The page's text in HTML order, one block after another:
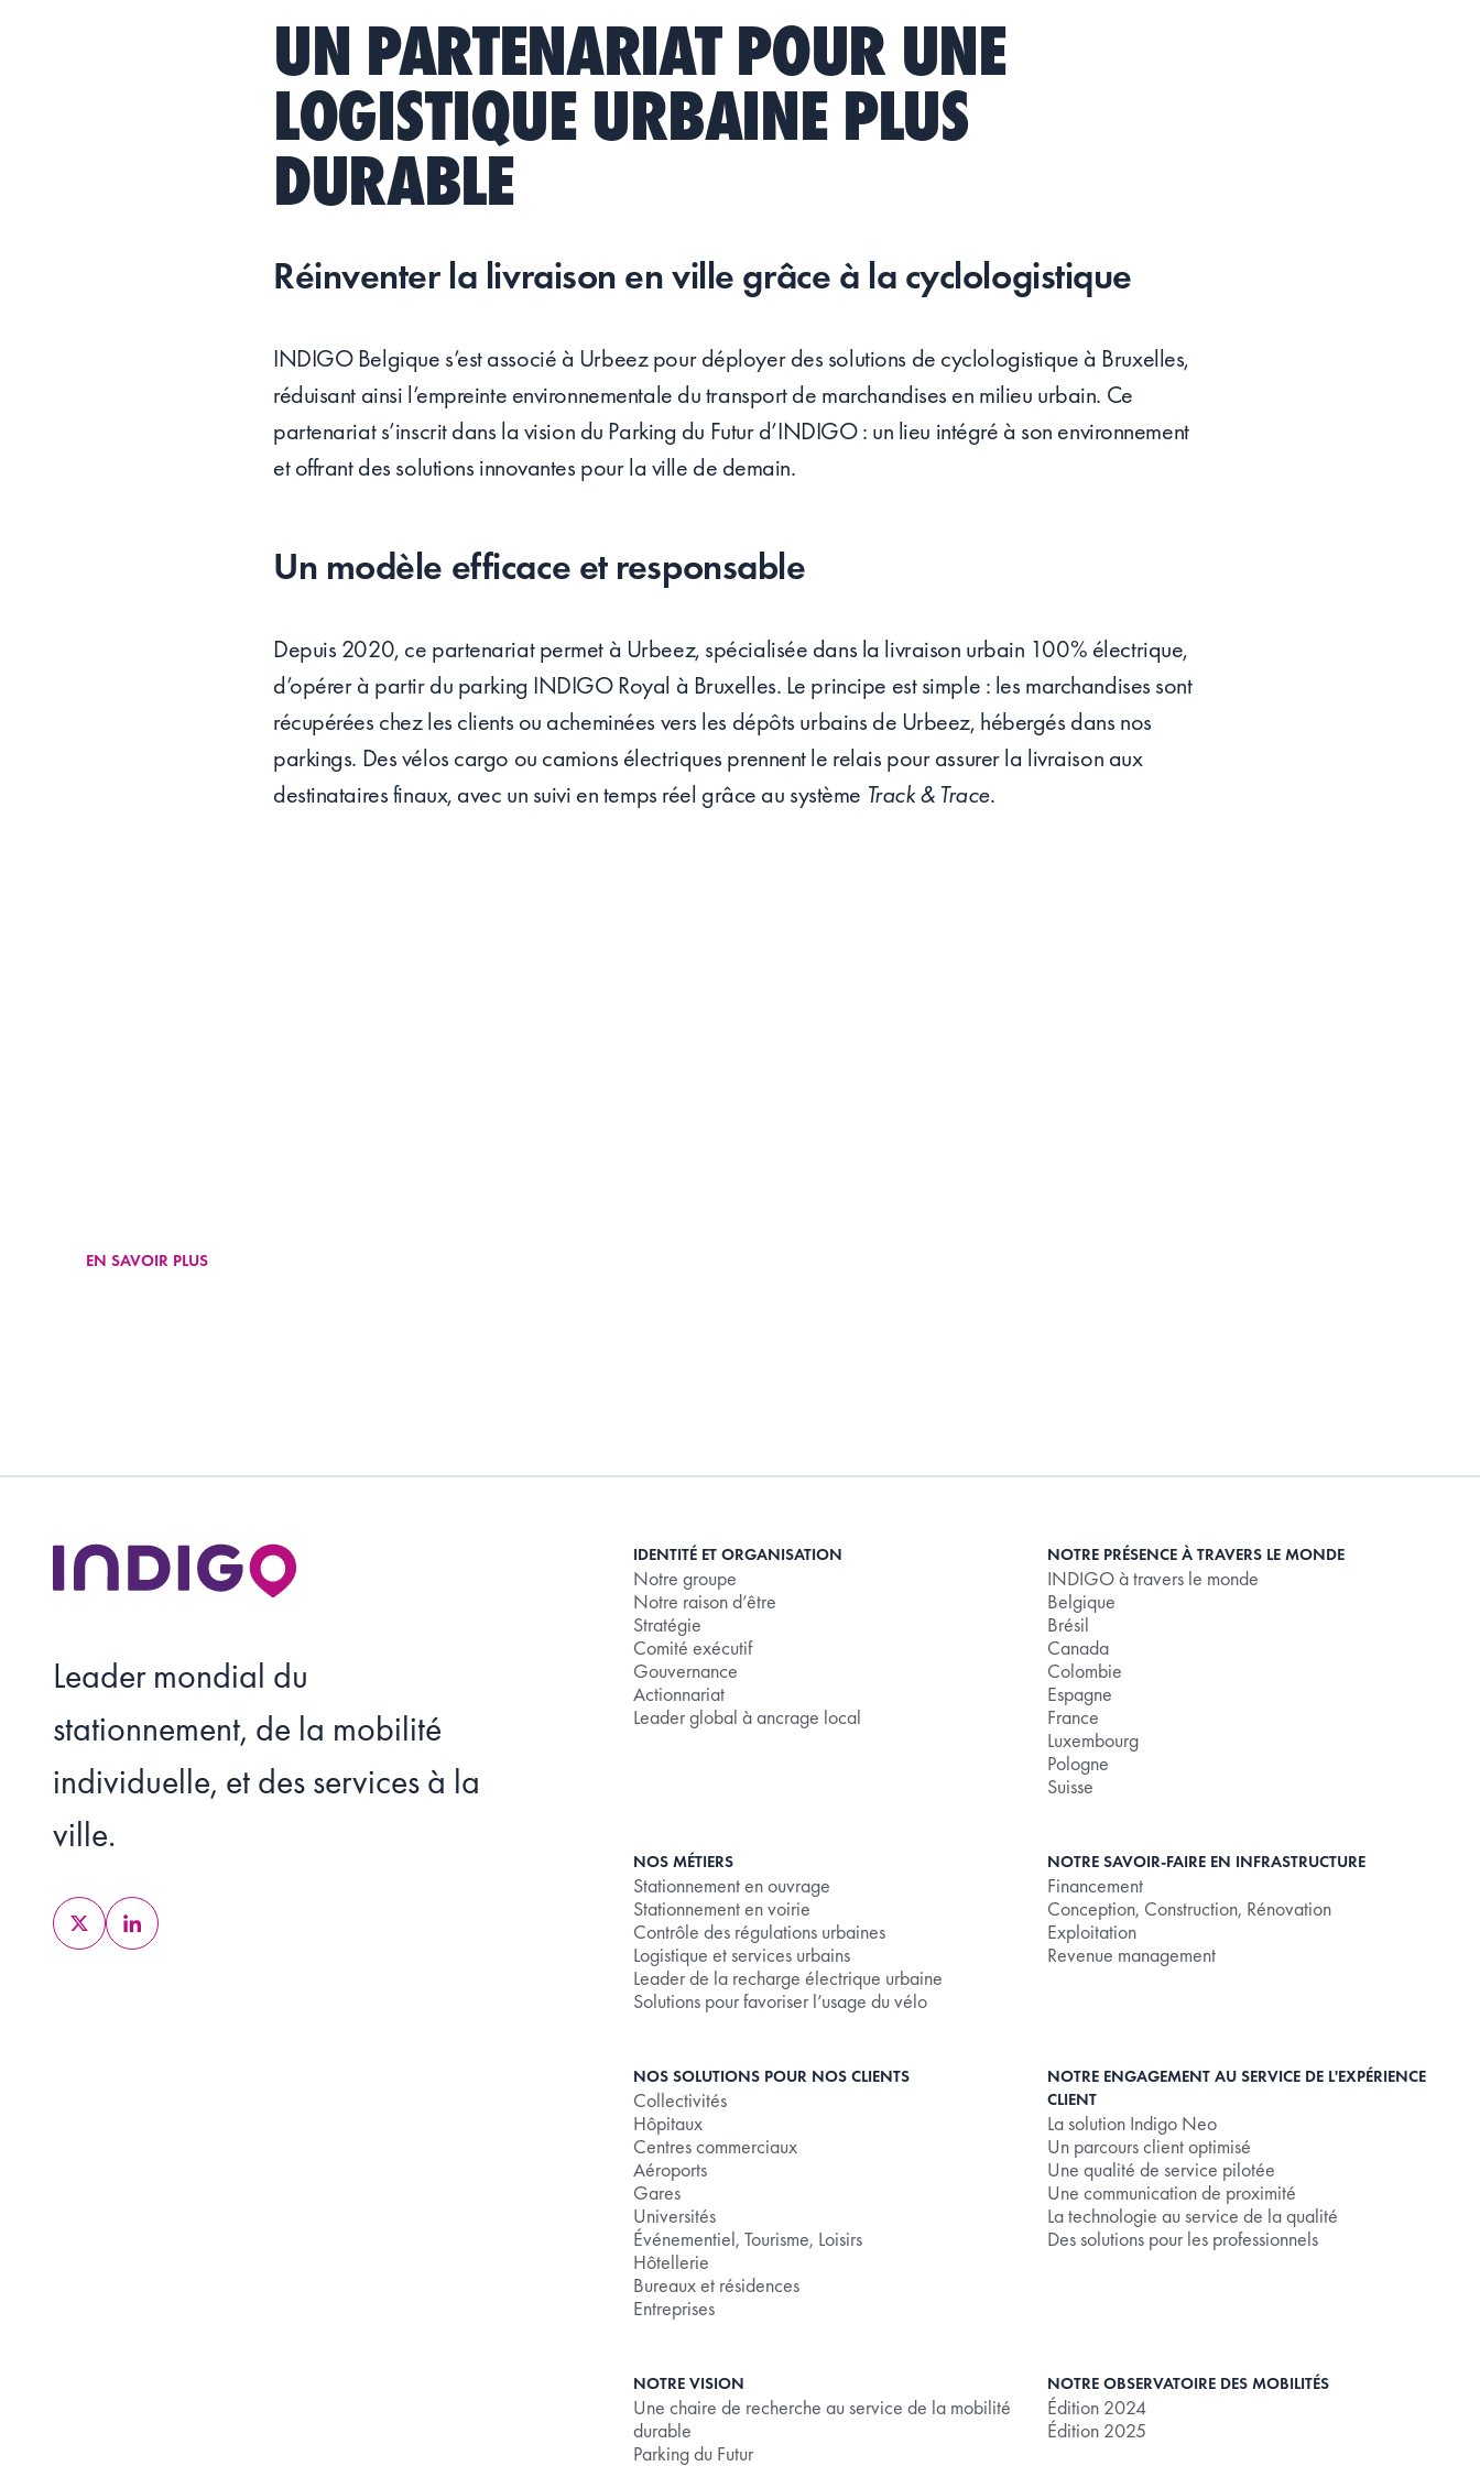
UN PARTENARIAT POUR UNE
LOGISTIQUE URBAINE PLUS
DURABLE
Réinventer la livraison en ville grâce à la cyclologistique
INDIGO Belgique s’est associé à Urbeez pour déployer des solutions de cyclologistique à Bruxelles,
réduisant ainsi l’empreinte environnementale du transport de marchandises en milieu urbain. Ce
partenariat s’inscrit dans la vision du Parking du Futur d’INDIGO : un lieu intégré à son environnement
et offrant des solutions innovantes pour la ville de demain.
Un modèle efficace et responsable
Depuis 2020, ce partenariat permet à Urbeez, spécialisée dans la livraison urbain 100% électrique,
d’opérer à partir du parking INDIGO Royal à Bruxelles. Le principe est simple : les marchandises sont
récupérées chez les clients ou acheminées vers les dépôts urbains de Urbeez, hébergés dans nos
parkings. Des vélos cargo ou camions électriques prennent le relais pour assurer la livraison aux
destinataires finaux, avec un suivi en temps réel grâce au système Track & Trace.
EN SAVOIR PLUS
Leader mondial du
stationnement, de la mobilité
individuelle, et des services à la
ville.
IDENTITÉ ET ORGANISATION
Notre groupe
Notre raison d’être
Stratégie
Comité exécutif
Gouvernance
Actionnariat
Leader global à ancrage local
NOTRE PRÉSENCE À TRAVERS LE MONDE
INDIGO à travers le monde
Belgique
Brésil
Canada
Colombie
Espagne
France
Luxembourg
Pologne
Suisse
NOS MÉTIERS
Stationnement en ouvrage
Stationnement en voirie
Contrôle des régulations urbaines
Logistique et services urbains
Leader de la recharge électrique urbaine
Solutions pour favoriser l’usage du vélo
NOTRE SAVOIR-FAIRE EN INFRASTRUCTURE
Financement
Conception, Construction, Rénovation
Exploitation
Revenue management
NOS SOLUTIONS POUR NOS CLIENTS
Collectivités
Hôpitaux
Centres commerciaux
Aéroports
Gares
Universités
Événementiel, Tourisme, Loisirs
Hôtellerie
Bureaux et résidences
Entreprises
NOTRE ENGAGEMENT AU SERVICE DE L'EXPÉRIENCE
CLIENT
La solution Indigo Neo
Un parcours client optimisé
Une qualité de service pilotée
Une communication de proximité
La technologie au service de la qualité
Des solutions pour les professionnels
NOTRE VISION
Une chaire de recherche au service de la mobilité
durable
Parking du Futur
NOTRE OBSERVATOIRE DES MOBILITÉS
Édition 2024
Édition 2025